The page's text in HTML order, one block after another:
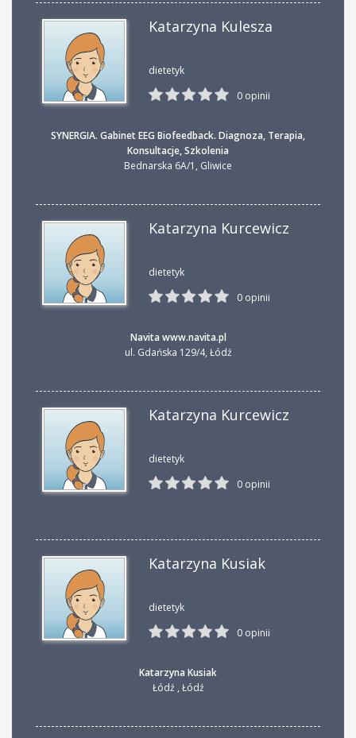
Katarzyna Kulesza
dietetyk
0 opinii
SYNERGIA. Gabinet EEG Biofeedback. Diagnoza, Terapia,
Konsultacje, Szkolenia
Bednarska 6A/1 , Gliwice
Katarzyna Kurcewicz
dietetyk
0 opinii
Navita www.navita.pl
ul. Gdańska 129/4, Łódź
Katarzyna Kurcewicz
dietetyk
0 opinii
Katarzyna Kusiak
dietetyk
0 opinii
Katarzyna Kusiak
Łódź , Łódź